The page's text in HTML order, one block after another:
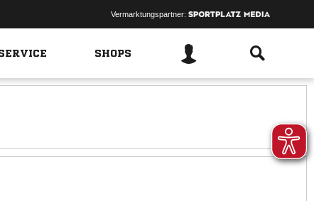
Vermarktungspartner:
SHOPS